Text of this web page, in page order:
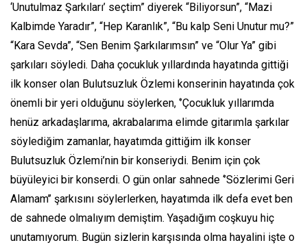
‘Unutulmaz Şarkıları’ seçtim” diyerek “Biliyorsun”, “Mazi
Kalbimde Yaradır”, “Hep Karanlık”, “Bu kalp Seni Unutur mu?”
“Kara Sevda”, “Sen Benim Şarkılarımsın” ve “Olur Ya” gibi
şarkıları söyledi. Daha çocukluk yıllardında hayatında gittiği
ilk konser olan Bulutsuzluk Özlemi konserinin hayatında çok
önemli bir yeri olduğunu söylerken, ‘’Çocukluk yıllarımda
henüz arkadaşlarıma, akrabalarıma elimde gitarımla şarkılar
söylediğim zamanlar, hayatımda gittiğim ilk konser
Bulutsuzluk Özlemi’nin bir konseriydi. Benim için çok
büyüleyici bir konserdi. O gün onlar sahnede ‘’Sözlerimi Geri
Alamam’’ şarkısını söylerlerken, hayatımda ilk defa evet ben
de sahnede olmalıyım demiştim. Yaşadığım coşkuyu hiç
unutamıyorum. Bugün sizlerin karşısında olma hayalini işte o